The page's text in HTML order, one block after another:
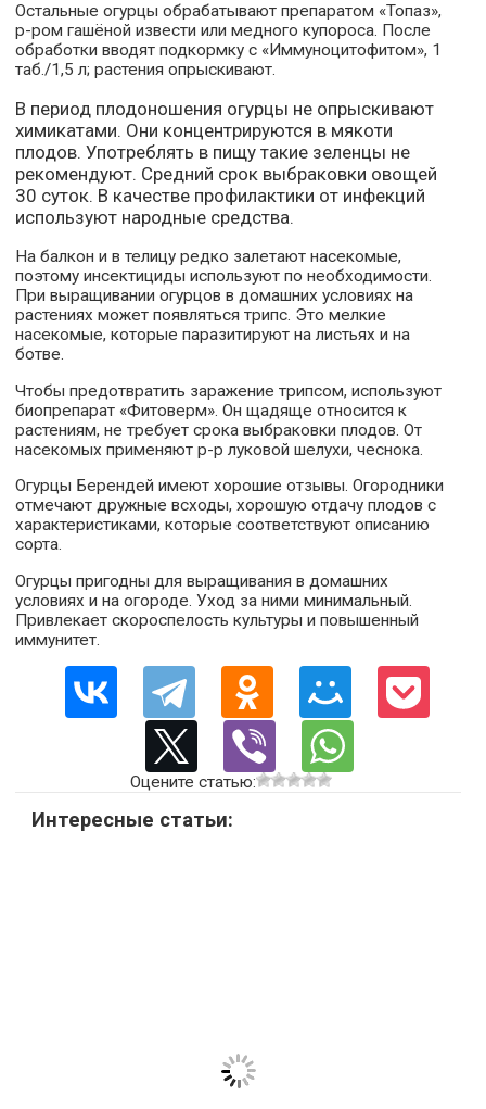
Остальные огурцы обрабатывают препаратом «Топаз»,
р-ром гашёной извести или медного купороса. После
обработки вводят подкормку с «Иммуноцитофитом», 1
таб./1,5 л; растения опрыскивают.
В период плодоношения огурцы не опрыскивают
химикатами. Они концентрируются в мякоти
плодов. Употреблять в пищу такие зеленцы не
рекомендуют. Средний срок выбраковки овощей
30 суток. В качестве профилактики от инфекций
используют народные средства.
На балкон и в телицу редко залетают насекомые,
поэтому инсектициды используют по необходимости.
При выращивании огурцов в домашних условиях на
растениях может появляться трипс. Это мелкие
насекомые, которые паразитируют на листьях и на
ботве.
Чтобы предотвратить заражение трипсом, используют
биопрепарат «Фитоверм». Он щадяще относится к
растениям, не требует срока выбраковки плодов. От
насекомых применяют р-р луковой шелухи, чеснока.
Огурцы Берендей имеют хорошие отзывы. Огородники
отмечают дружные всходы, хорошую отдачу плодов с
характеристиками, которые соответствуют описанию
сорта.
Огурцы пригодны для выращивания в домашних
условиях и на огороде. Уход за ними минимальный.
Привлекает скороспелость культуры и повышенный
иммунитет.
Оцените статью:
Интересные статьи: